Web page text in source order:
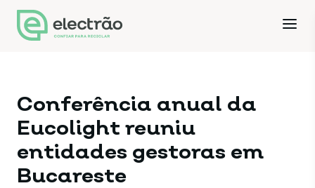
Conferência anual da
Eucolight reuniu
entidades gestoras em
Bucareste